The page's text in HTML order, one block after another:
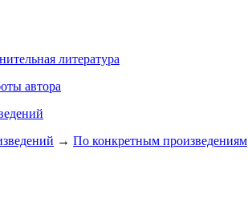
литература
автора
→ По конкретным произведениям